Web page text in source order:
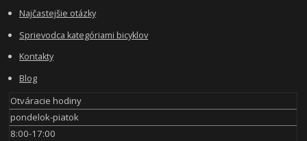
Najčastejšie otázky
Sprievodca kategóriami bicyklov
Kontakty
Blog
Otváracie hodiny
pondelok-piatok
8:00-17:00